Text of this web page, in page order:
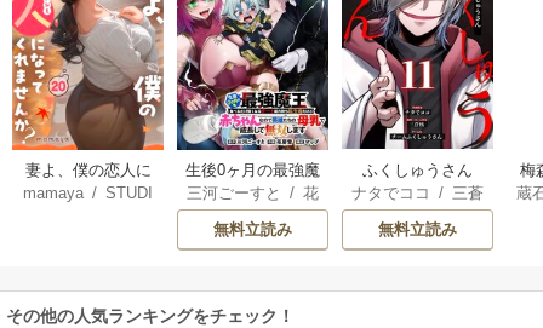
妻よ、僕の恋人に
なってくれません
mamaya/STUDI
生後0ヶ月の最強魔
王 食べるだけ強
くなるチート能力
持ち転生者だけど
雄たちの母乳で成
長して無双します
三河ごーすと /花
房雪/ マップ
無料立読み
ふくしゅうさん
ナタでココ /三蒼
/
チームふくし
ゅうさん
無料立読み
梅
蔵
その他の人気ランキングをチェック！